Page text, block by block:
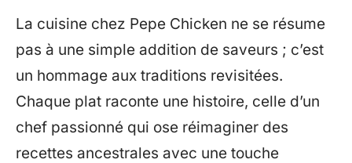
La cuisine chez Pepe Chicken ne se résume
pas à une simple addition de saveurs ; c’est
un hommage aux traditions revisitées.
Chaque plat raconte une histoire, celle d’un
chef passionné qui ose réimaginer des
recettes ancestrales avec une touche